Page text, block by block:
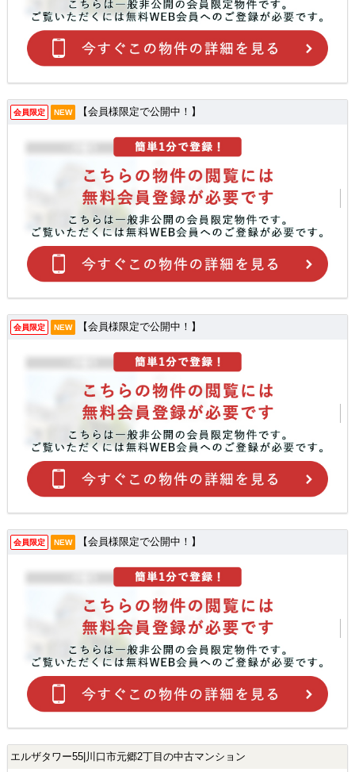
会員限定 NEW 【会員様限定で公開中！】
会員限定 NEW 【会員様限定で公開中！】
会員限定 NEW 【会員様限定で公開中！】
エルザタワー55|川口市元郷2丁目の中古マンション